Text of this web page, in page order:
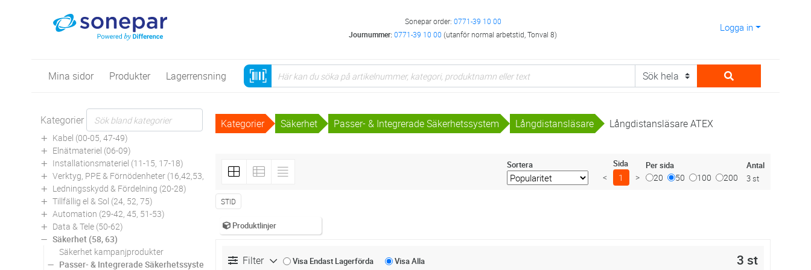
Sonepar order: 0771-39 10 00
Journummer:0771-39 10 00 (utanför normal arbetstid, Tonval 8)
Logga in
Mina sidor Produkter Lagerrensning
Kategorier
Kabel (00-05, 47-49)
Elnätmateriel (06-09)
Installationsmateriel (11-15, 17-18)
Verktyg, PPE & Förnödenheter (16,42,53,94)
Ledningsskydd & Fördelning (20-28)
Tillfällig el & Sol (24, 52, 75)
Automation (29-42, 45, 51-53)
Data & Tele (50-62)
Säkerhet (58, 63)
Säkerhet kampanjprodukter
Passer- & Integrerade Säkerhetssystem
Kategorier Säkerhet Passer- & Integrerade Säkerhetssystem Långdistansläsare Långdistansläsare ATEX
Sortera Sida
< 1 >
Per sida
20 50 100 200
Antal
3 st
STID
Produktlinjer
Filter Visa Endast Lagerförda VisaAlla 3 st